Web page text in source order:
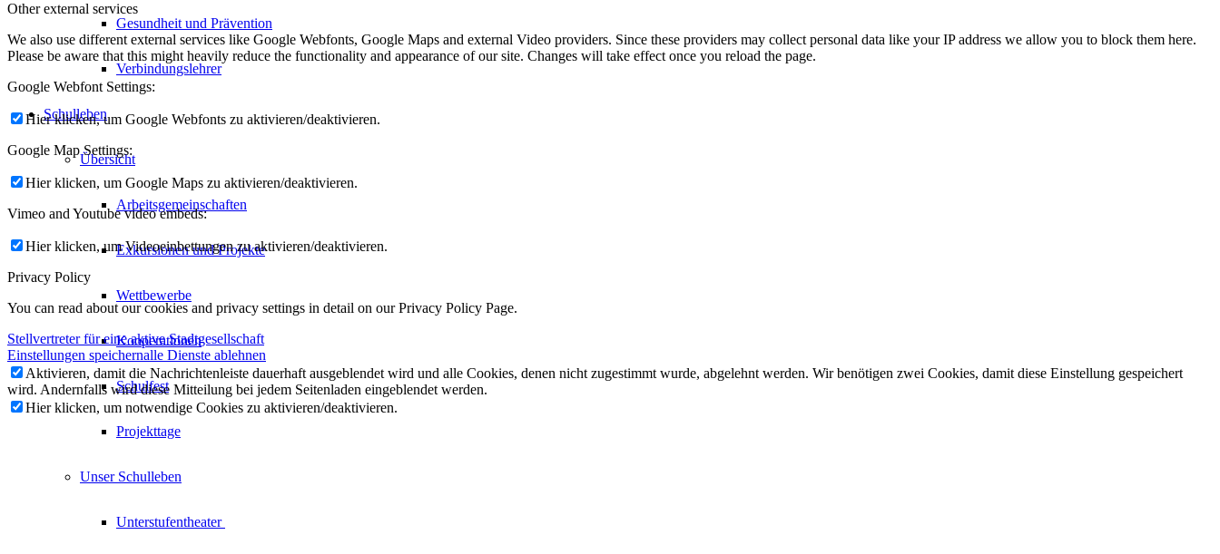
Gesundheit und Prävention
Verbindungslehrer
Schulleben
Übersicht
Arbeitsgemeinschaften
Exkursionen und Projekte
Wettbewerbe
Kooperationen
Schulfest
Projekttage
Unser Schulleben
Unterstufentheater
Other external services
We also use different external services like Google Webfonts, Google Maps and external Video providers. Since these providers may collect personal data like your IP address we allow you to block them here.
Please be aware that this might heavily reduce the functionality and appearance of our site. Changes will take effect once you reload the page.
Google Webfont Settings:
Hier klicken, um Google Webfonts zu aktivieren/deaktivieren.
Google Map Settings:
Hier klicken, um Google Maps zu aktivieren/deaktivieren.
Vimeo and Youtube video embeds:
Hier klicken, um Videoeinbettungen zu aktivieren/deaktivieren.
Privacy Policy
You can read about our cookies and privacy settings in detail on our Privacy Policy Page.
Stellvertreter für eine aktive Stadtgesellschaft
Einstellungen speichernalle Dienste ablehnen
Aktivieren, damit die Nachrichtenleiste dauerhaft ausgeblendet wird und alle Cookies, denen nicht zugestimmt wurde, abgelehnt werden. Wir benötigen zwei Cookies, damit diese Einstellung gespeichert
wird. Andernfalls wird diese Mitteilung bei jedem Seitenladen eingeblendet werden.
Hier klicken, um notwendige Cookies zu aktivieren/deaktivieren.